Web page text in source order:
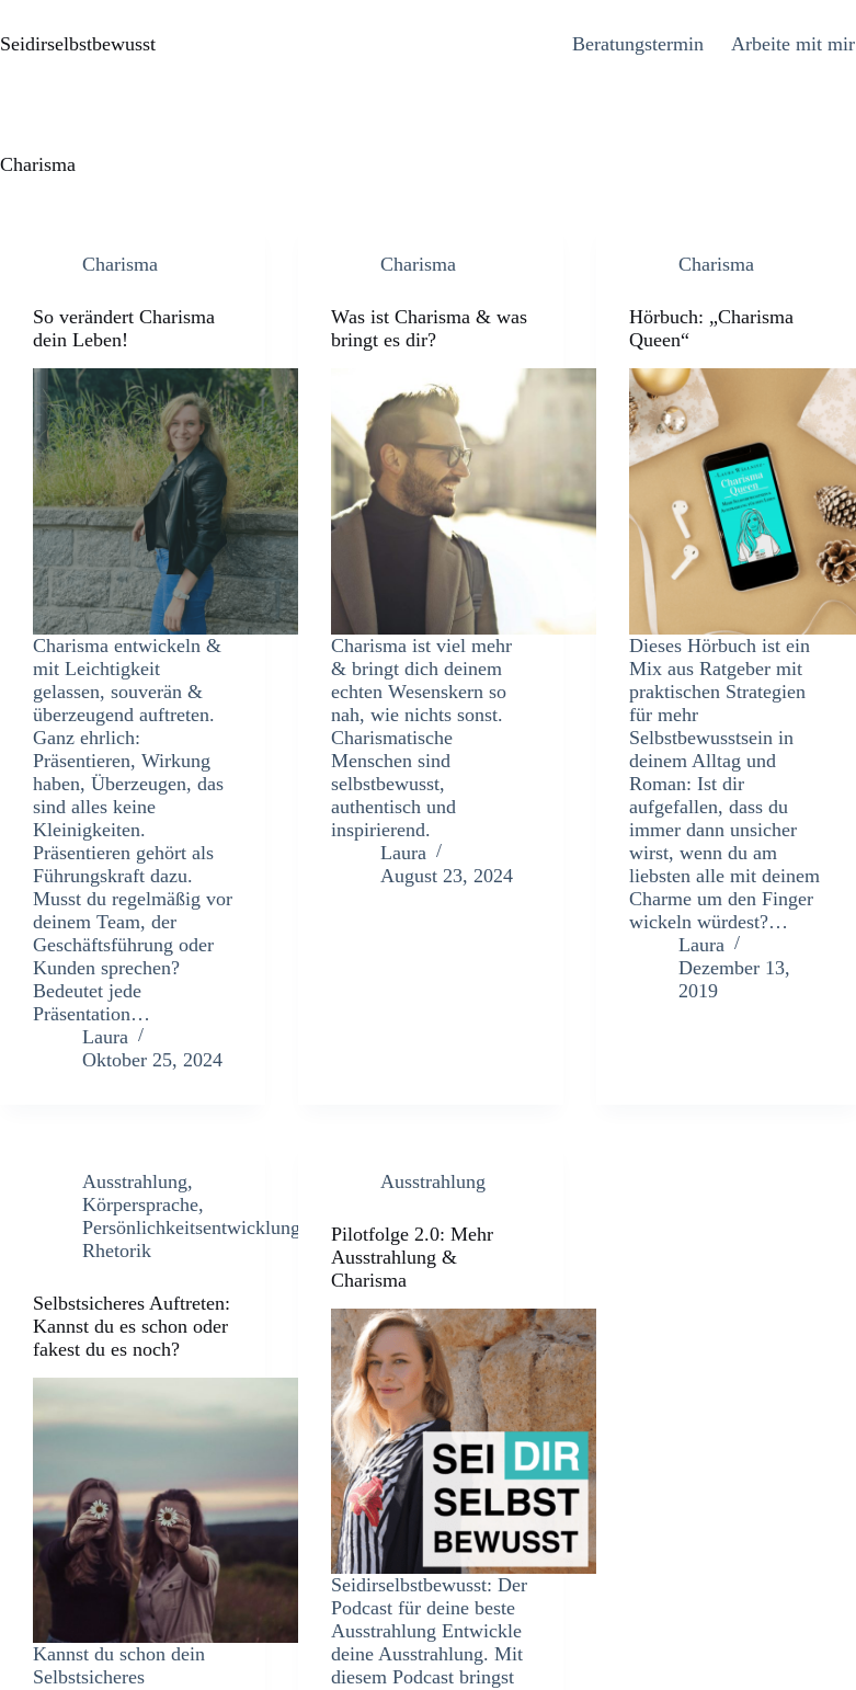
Seidirselbstbewusst Beratungstermin Arbeite mit mir
Charisma
Charisma
So verändert Charisma
dein Leben!
Charisma entwickeln &
mit Leichtigkeit
gelassen, souverän &
überzeugend auftreten.
Ganz ehrlich:
Präsentieren, Wirkung
haben, Überzeugen, das
sind alles keine
Kleinigkeiten.
Präsentieren gehört als
Führungskraft dazu.
Musst du regelmäßig vor
deinem Team, der
Geschäftsführung oder
Kunden sprechen?
Bedeutet jede
Präsentation…
Laura
Oktober 25, 2024
Charisma
Was ist Charisma & was
bringt es dir?
Charisma ist viel mehr
& bringt dich deinem
echten Wesenskern so
nah, wie nichts sonst.
Charismatische
Menschen sind
selbstbewusst,
authentisch und
inspirierend.
Laura
August 23, 2024
Charisma
Hörbuch: „Charisma
Queen“
Dieses Hörbuch ist ein
Mix aus Ratgeber mit
praktischen Strategien
für mehr
Selbstbewusstsein in
deinem Alltag und
Roman: Ist dir
aufgefallen, dass du
immer dann unsicher
wirst, wenn du am
liebsten alle mit deinem
Charme um den Finger
wickeln würdest?…
Laura
Dezember 13,
2019
Ausstrahlung,
Körpersprache,
Persönlichkeitsentwicklung
Rhetorik
Selbstsicheres Auftreten:
Kannst du es schon oder
fakest du es noch?
Kannst du schon dein
Selbstsicheres
Ausstrahlung
Pilotfolge 2.0: Mehr
Ausstrahlung &
Charisma
Seidirselbstbewusst: Der
Podcast für deine beste
Ausstrahlung Entwickle
deine Ausstrahlung. Mit
diesem Podcast bringst